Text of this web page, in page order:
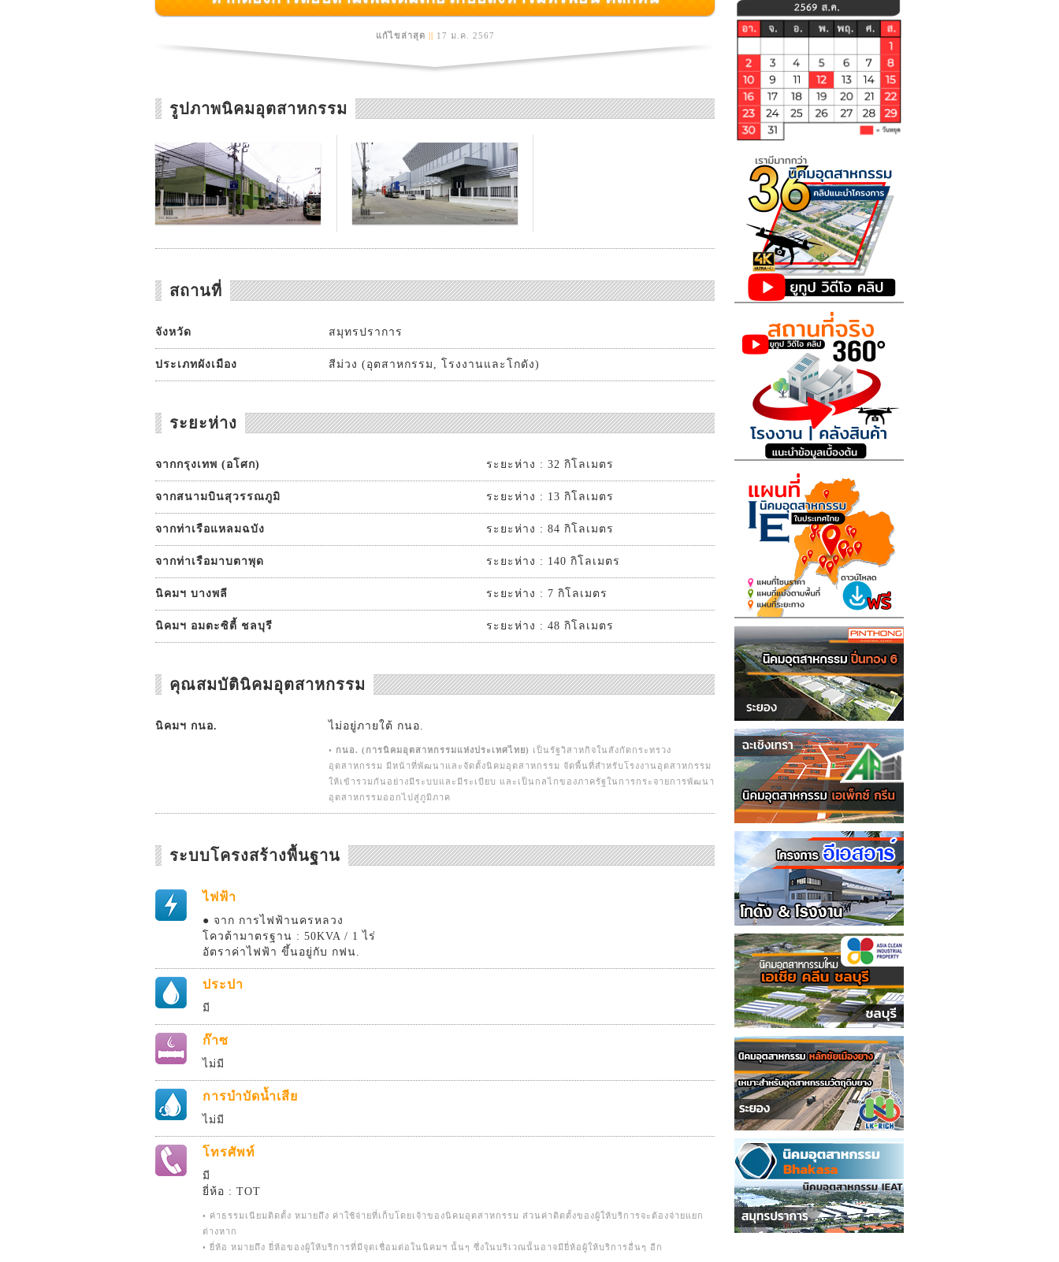
แก้ไขล่าสุด || 17 ม.ค. 2567
รูปภาพนิคมอุตสาหกรรม
สถานที่
จังหวัด สมุทรปราการ
ประเภทผังเมือง สีม่วง (อุตสาหกรรม, โรงงานและโกดัง)
ระยะห่าง
จากกรุงเทพ (อโศก) ระยะห่าง : 32 กิโลเมตร
จากสนามบินสุวรรณภูมิ ระยะห่าง : 13 กิโลเมตร
จากท่าเรือแหลมฉบัง ระยะห่าง : 84 กิโลเมตร
จากท่าเรือมาบตาพุด ระยะห่าง : 140 กิโลเมตร
นิคมฯ บางพลี ระยะห่าง : 7 กิโลเมตร
นิคมฯ อมตะซิตี้ ชลบุรี ระยะห่าง : 48 กิโลเมตร
คุณสมบัตินิคมอุตสาหกรรม
นิคมฯ กนอ. ไม่อยู่ภายใต้ กนอ.
• กนอ. (การนิคมอุตสาหกรรมแห่งประเทศไทย) เป็นรัฐวิสาหกิจในสังกัดกระทรวง
อุตสาหกรรม มีหน้าที่พัฒนาและจัดตั้งนิคมอุตสาหกรรม จัดพื้นที่สำหรับโรงงานอุตสาหกรรม
ให้เข้ารวมกันอย่างมีระบบและมีระเบียบ และเป็นกลไกของภาครัฐในการกระจายการพัฒนา
อุตสาหกรรมออกไปสู่ภูมิภาค
ระบบโครงสร้างพื้นฐาน
ไฟฟ้า
● จาก การไฟฟ้านครหลวง
โควต้ามาตรฐาน : 50KVA / 1 ไร่
อัตราค่าไฟฟ้า ขึ้นอยู่กับ กฟน.
ประปา
มี
ก๊าซ
ไม่มี
การบำบัดน้ำเสีย
ไม่มี
โทรศัพท์
มี
ยี่ห้อ : TOT
• ค่าธรรมเนียมติดตั้ง หมายถึง ค่าใช้จ่ายที่เก็บโดยเจ้าของนิคมอุตสาหกรรม ส่วนค่าติดตั้งของผู้ให้บริการจะต้องจ่ายแยก
ต่างหาก
• ยี่ห้อ หมายถึง ยี่ห้อของผู้ให้บริการที่มีจุดเชื่อมต่อในนิคมฯ นั้นๆ ซึ่งในบริเวณนั้นอาจมียี่ห้อผู้ให้บริการอื่นๆ อีก